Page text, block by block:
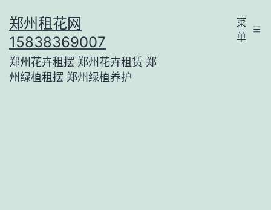
至
内
容
郑州租花网
15838369007
郑州花卉租摆 郑州花卉租赁 郑
州绿植租摆 郑州绿植养护
菜
单